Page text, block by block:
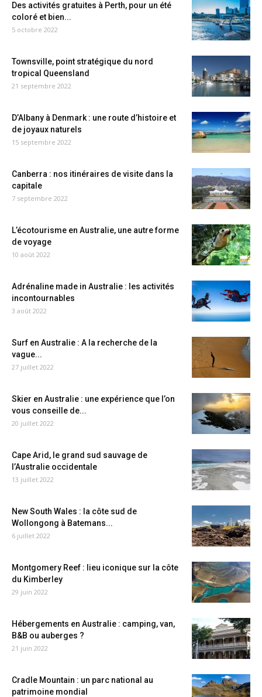
Des activités gratuites à Perth, pour un été
coloré et bien...
5 octobre 2022
Townsville, point stratégique du nord
tropical Queensland
21 septembre 2022
D’Albany à Denmark : une route d’histoire et
de joyaux naturels
15 septembre 2022
Canberra : nos itinéraires de visite dans la
capitale
7 septembre 2022
L’écotourisme en Australie, une autre forme
de voyage
10 août 2022
Adrénaline made in Australie : les activités
incontournables
3 août 2022
Surf en Australie : A la recherche de la
vague...
27 juillet 2022
Skier en Australie : une expérience que l’on
vous conseille de...
20 juillet 2022
Cape Arid, le grand sud sauvage de
l’Australie occidentale
13 juillet 2022
New South Wales : la côte sud de
Wollongong à Batemans...
6 juillet 2022
Montgomery Reef : lieu iconique sur la côte
du Kimberley
29 juin 2022
Hébergements en Australie : camping, van,
B&B ou auberges ?
21 juin 2022
Cradle Mountain : un parc national au
patrimoine mondial